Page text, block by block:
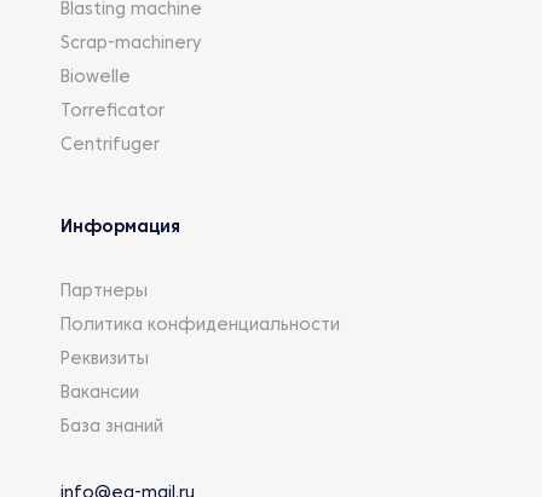
Blasting machine
Scrap-machinery
Biowelle
Torreficator
Centrifuger
Информация
Партнеры
Политика конфиденциальности
Реквизиты
Вакансии
База знаний
info@eg-mail.ru